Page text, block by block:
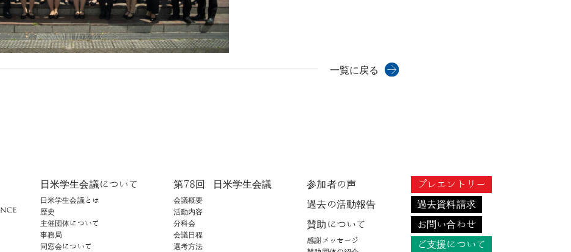
一覧に戻る
日米学生会議について
日米学生会議とは
歴史
主催団体について
事務局
同窓会について
第78回​ 日米学生会議
会議概要
活動内容
分科会
会議日程
選考方法
参加者の声
過去の活動報告
賛助について
感謝メッセージ
プレエントリー
過去資料請求
お問い合わせ
ご支援について